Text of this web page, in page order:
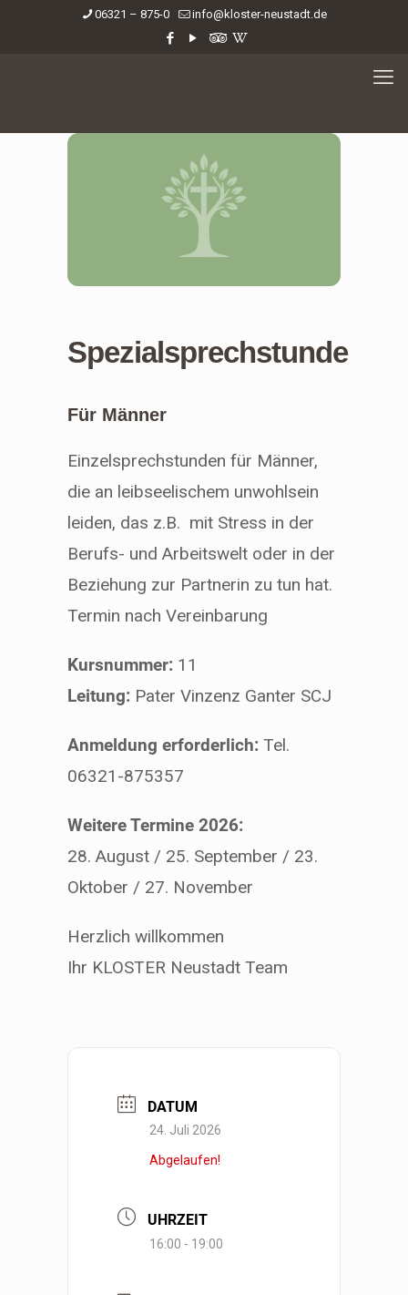
06321 – 875-0 info@kloster-neustadt.de
Spezialsprechstunde
Für Männer
Einzelsprechstunden für Männer,
die an leibseelischem unwohlsein
leiden, das z.B. mit Stress in der
Berufs- und Arbeitswelt oder in der
Beziehung zur Partnerin zu tun hat.
Termin nach Vereinbarung
Kursnummer: 11
Leitung: Pater Vinzenz Ganter SCJ
Anmeldung erforderlich: Tel.
06321-875357
Weitere Termine 2026:
28. August / 25. September / 23.
Oktober / 27. November
Herzlich willkommen
Ihr KLOSTER Neustadt Team
DATUM
24. Juli 2026
Abgelaufen!
UHRZEIT
16:00 - 19:00